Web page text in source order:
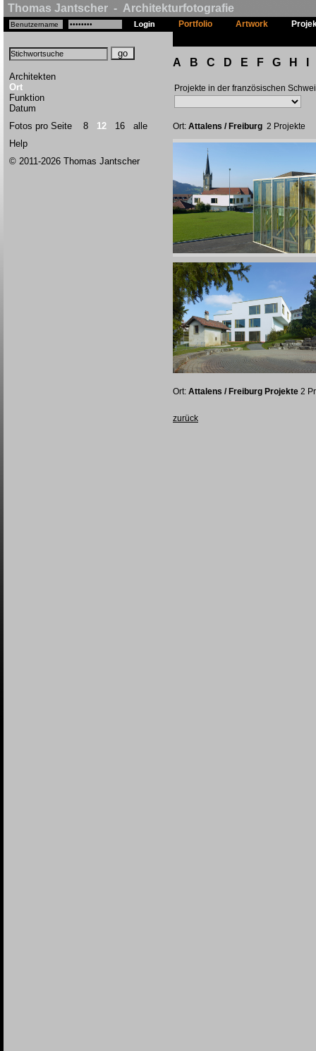
Thomas Jantscher - Architekturfotografie
Architekten
Ort
Funktion
Datum
Fotos pro Seite 8 12 16
alle
Help
© 2011-2026 Thomas Jantscher
Portfolio Artwork
A B C D E F G H
Projekte in der französischen
Ort: Attalens / Freiburg 2 Projekte
Ort: Attalens / Freiburg Projekte 2
zurück